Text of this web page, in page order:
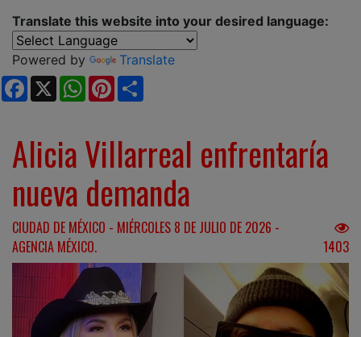
Translate this website into your desired language:
Powered by
Translate
Facebook
X WhatsApp
Pinterest
Alicia Villarreal enfrentaría
nueva demanda
CIUDAD DE MÉXICO - MIÉRCOLES 8 DE JULIO DE 2026 -
AGENCIA MÉXICO.
1403